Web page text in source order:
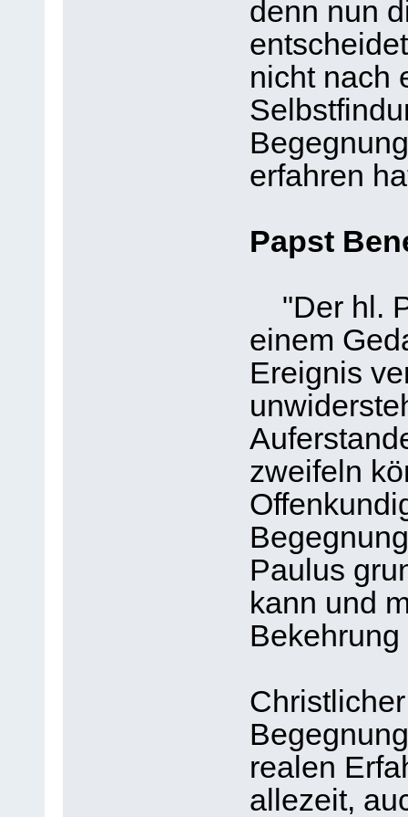
denn nun
nicht nach
erfahren
Papst
"Der hl.
einem
Ereignis
zweifeln
Paulus
kann und
realen
allezeit,